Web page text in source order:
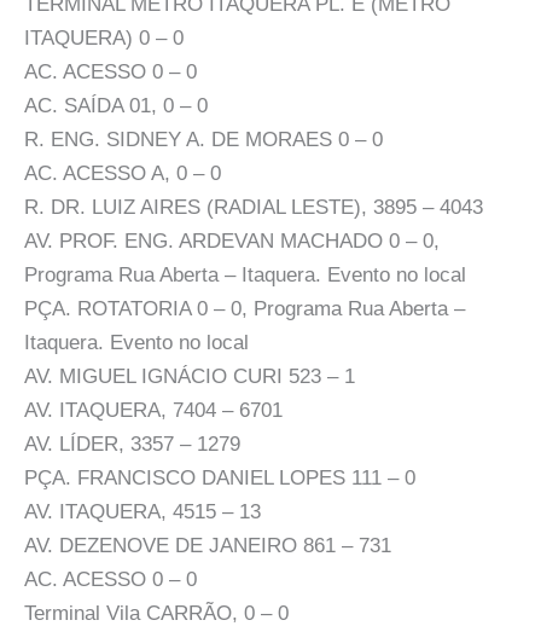
ITAQUERA) 0 – 0
AC. ACESSO 0 – 0
AC. SAÍDA 01, 0 – 0
R. ENG. SIDNEY A. DE MORAES 0 – 0
AC. ACESSO A, 0 – 0
R. DR. LUIZ AIRES (RADIAL LESTE), 3895 – 4043
AV. PROF. ENG. ARDEVAN MACHADO 0 – 0,
Programa Rua Aberta – Itaquera. Evento no local
PÇA. ROTATORIA 0 – 0, Programa Rua Aberta –
Itaquera. Evento no local
AV. MIGUEL IGNÁCIO CURI 523 – 1
AV. ITAQUERA, 7404 – 6701
AV. LÍDER, 3357 – 1279
PÇA. FRANCISCO DANIEL LOPES 111 – 0
AV. ITAQUERA, 4515 – 13
AV. DEZENOVE DE JANEIRO 861 – 731
AC. ACESSO 0 – 0
Terminal Vila CARRÃO, 0 – 0